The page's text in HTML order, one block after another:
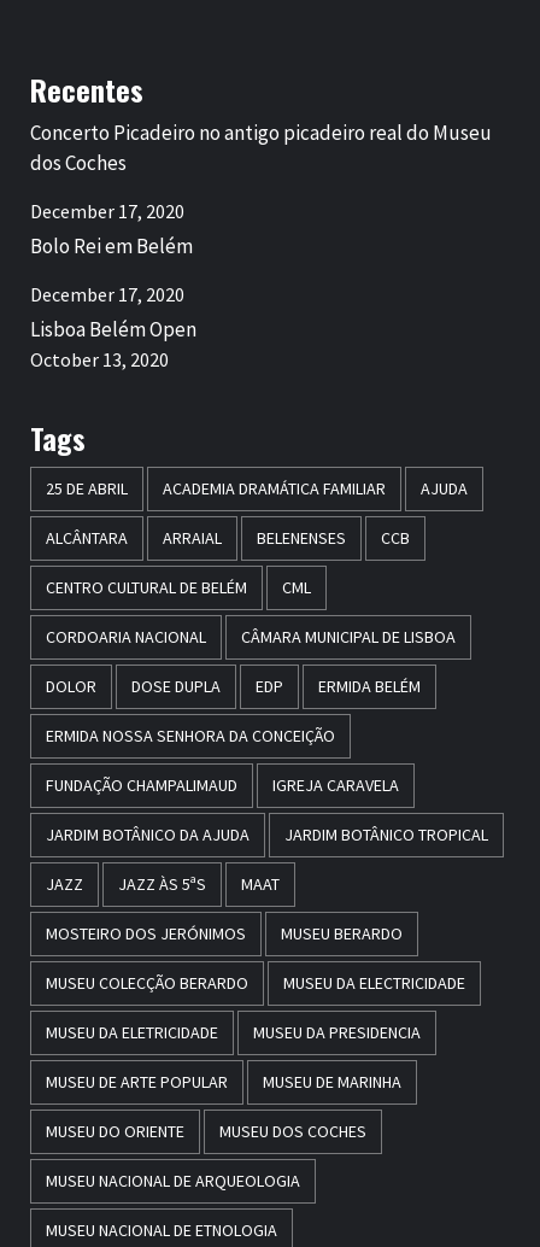
Recentes
Concerto Picadeiro no antigo picadeiro real do Museu
dos Coches
December 17, 2020
Bolo Rei em Belém
December 17, 2020
Lisboa Belém Open
October 13, 2020
Tags
25 DE ABRIL ACADEMIA DRAMÁTICA FAMILIAR AJUDA
ALCÂNTARA ARRAIAL BELENENSES CCB
CENTRO CULTURAL DE BELÉM CML
CORDOARIA NACIONAL CÂMARA MUNICIPAL DE LISBOA
DOLOR DOSE DUPLA EDP ERMIDA BELÉM
ERMIDA NOSSA SENHORA DA CONCEIÇÃO
FUNDAÇÃO CHAMPALIMAUD IGREJA CARAVELA
JARDIM BOTÂNICO DA AJUDA JARDIM BOTÂNICO TROPICAL
JAZZ JAZZ ÀS 5ªS MAAT
MOSTEIRO DOS JERÓNIMOS MUSEU BERARDO
MUSEU COLECÇÃO BERARDO MUSEU DA ELECTRICIDADE
MUSEU DA ELETRICIDADE MUSEU DA PRESIDENCIA
MUSEU DE ARTE POPULAR MUSEU DE MARINHA
MUSEU DO ORIENTE MUSEU DOS COCHES
MUSEU NACIONAL DE ARQUEOLOGIA
MUSEU NACIONAL DE ETNOLOGIA